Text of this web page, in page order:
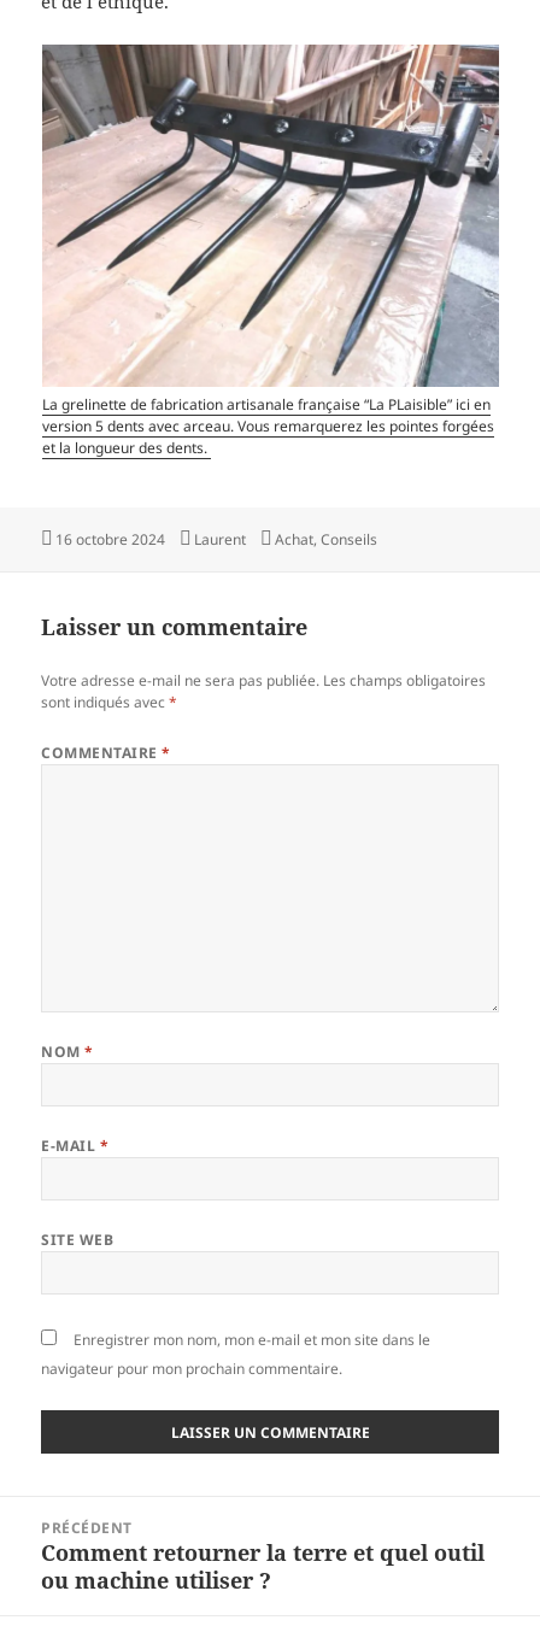
La grelinette de fabrication artisanale française “La PLaisible” ici en
version 5 dents avec arceau. Vous remarquerez les pointes forgées
et la longueur des dents.
Publié
16 octobre 2024 Auteur
Laurent Catégories
Achat,Conseils
Laisser un commentaire
Votre adresse e-mail ne sera pas publiée. Les champs obligatoires
sont indiqués avec*
COMMENTAIRE*
NOM*
E-MAIL *
SITE WEB
Enregistrer mon nom, mon e-mail et mon site dans le
navigateur pour mon prochain commentaire.
l’article
PRÉCÉDENT
Article
précédent :
Comment retourner la terre et quel outil
ou machine utiliser ?